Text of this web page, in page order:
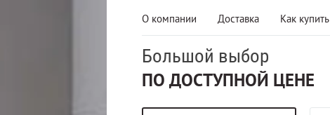
О компании Доставка Как купить
Большой выбор
ПО ДОСТУПНОЙ ЦЕНЕ